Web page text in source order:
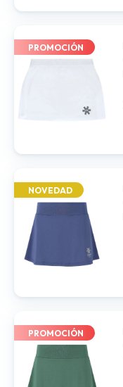
PROMOCIÓN
NOVEDAD
PROMOCIÓN